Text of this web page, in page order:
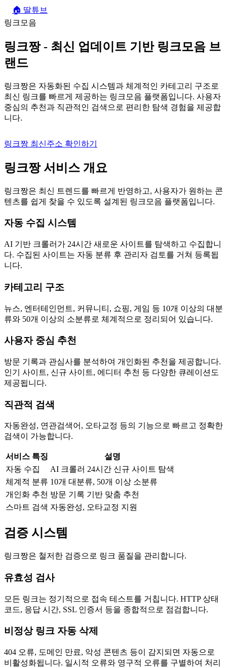
🏠 딸튜브
링크모음
링크짱- 최신 업데이트 기반 링크모음 브
랜드
링크짱은 자동화된 수집 시스템과 체계적인 카테고리 구조로
최신 링크를 빠르게 제공하는 링크모음 플랫폼입니다. 사용자
중심의 추천과 직관적인 검색으로 편리한 탐색 경험을 제공합
니다.
링크짱 최신주소 확인하기
링크짱 서비스 개요
링크짱은 최신 트렌드를 빠르게 반영하고, 사용자가 원하는 콘
텐츠를 쉽게 찾을 수 있도록 설계된 링크모음 플랫폼입니다.
자동 수집 시스템
AI 기반 크롤러가 24시간 새로운 사이트를 탐색하고 수집합니
다. 수집된 사이트는 자동 분류 후 관리자 검토를 거쳐 등록됩
니다.
카테고리 구조
뉴스, 엔터테인먼트, 커뮤니티, 쇼핑, 게임 등 10개 이상의 대분
류와 50개 이상의 소분류로 체계적으로 정리되어 있습니다.
사용자 중심 추천
방문 기록과 관심사를 분석하여 개인화된 추천을 제공합니다.
인기 사이트, 신규 사이트, 에디터 추천 등 다양한 큐레이션도
제공됩니다.
직관적 검색
자동완성, 연관검색어, 오타교정 등의 기능으로 빠르고 정확한
검색이 가능합니다.
서비스 특징
설명
자동 수집
AI 크롤러 24시간 신규 사이트 탐색
체계적 분류 10개 대분류, 50개 이상 소분류
개인화 추천 방문 기록 기반 맞춤 추천
스마트 검색 자동완성, 오타교정 지원
검증 시스템
링크짱은 철저한 검증으로 링크 품질을 관리합니다.
유효성 검사
모든 링크는 정기적으로 접속 테스트를 거칩니다. HTTP 상태
코드, 응답 시간, SSL 인증서 등을 종합적으로 점검합니다.
비정상 링크 자동 삭제
404 오류, 도메인 만료, 악성 콘텐츠 등이 감지되면 자동으로
비활성화됩니다. 일시적 오류와 영구적 오류를 구별하여 처리